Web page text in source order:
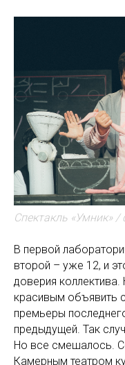
Спектакль «Умник»
В первой
второй – уже 12, и
доверия
красивым объявить
премьеры
предыдущей. Так
Но все смешалось.
Камерным театром